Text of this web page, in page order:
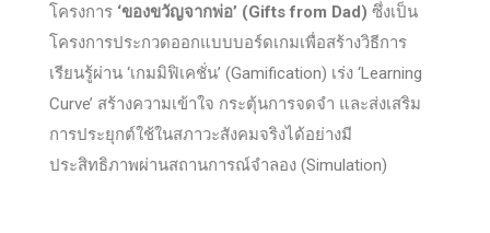
โครงการ ‘ของขวัญจากพ่อ’ (Gifts from Dad) ซึ่งเป็น
โครงการประกวดออกแบบบอร์ดเกมเพื่อสร้างวิธีการ
เรียนรู้ผ่าน ‘เกมมิฟิเคชั่น’ (Gamification) เร่ง ‘Learning
Curve’ สร้างความเข้าใจ กระตุ้นการจดจำ และส่งเสริม
การประยุกต์ใช้ในสภาวะสังคมจริงได้อย่างมี
ประสิทธิภาพผ่านสถานการณ์จำลอง (Simulation)